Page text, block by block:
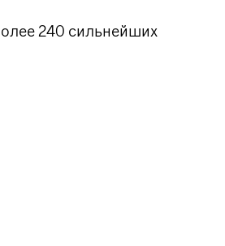
240 сильнейших